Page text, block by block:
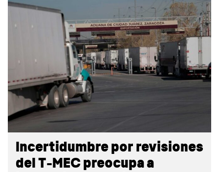
Incertidumbre por revisiones
del T-MEC preocupa a
Sidebar